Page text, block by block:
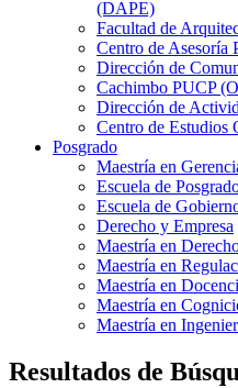
(DAPE)
Facultad de
Centro de Asesoría
Dirección de
Cachimbo PUCP
Dirección de
Centro de Estudios
Posgrado
Maestría en
Escuela de
Escuela de
Derecho y Empresa
Maestría en
Maestría en
Maestría en
Maestría en
Maestría en
Resultados de